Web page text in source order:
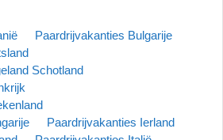
Paardrijvakanties Bulgarije
Schotland
Paardrijvakanties Ierland